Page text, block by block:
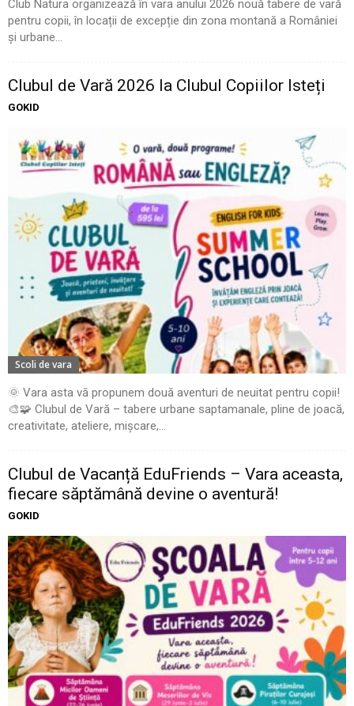
Club Natura organizează în vara anului 2026 nouă tabere de vară
pentru copii, în locații de excepție din zona montană a României
și urbane...
Clubul de Vară 2026 la Clubul Copiilor Isteți
GOKID
Scoli de vara
🌞 Vara asta vă propunem două aventuri de neuitat pentru copii!
🎨🧩 Clubul de Vară – tabere urbane saptamanale, pline de joacă,
creativitate, ateliere, mișcare,...
Clubul de Vacanță EduFriends – Vara aceasta,
fiecare săptămână devine o aventură!
GOKID